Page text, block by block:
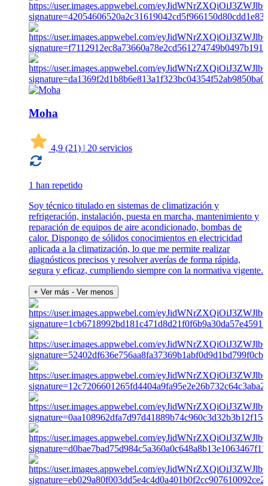
Moha
4,9 (21) | 20 servicios
1 han repetido
Soy técnico titulado en sistemas de climatización y
refrigeración, instalación, puesta en marcha, mantenimiento y
reparación de equipos de aire acondicionado, bombas de
calor. Dispongo de sólidos conocimientos en electricidad
aplicada a la climatización, lo que me permite realizar
diagnósticos precisos y resolver averías de forma rápida,
segura y eficaz, cumpliendo siempre con la normativa vigente.
+ Ver más - Ver menos